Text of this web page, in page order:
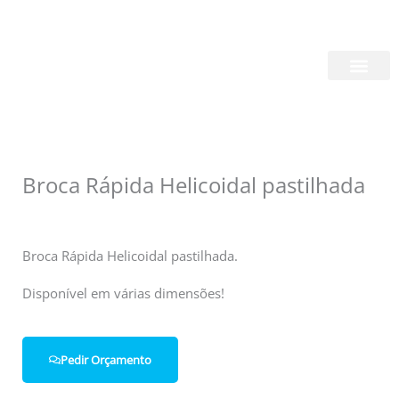
Broca Rápida Helicoidal pastilhada
Broca Rápida Helicoidal pastilhada.
Disponível em várias dimensões!
Pedir Orçamento